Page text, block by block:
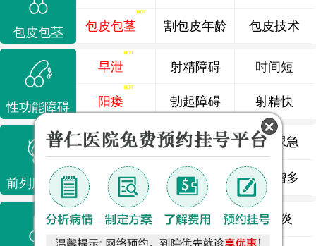
包皮包茎 包皮包茎 割包皮年龄 包皮技术
性功能障碍
早泄
阳痿
射精障碍
勃起障碍
时间短
射精快
前列腺疾病
前列腺炎 前列腺痛 尿频尿急
前列腺增生 排尿不畅 夜尿增多
龟头炎 睾丸炎 尿道炎